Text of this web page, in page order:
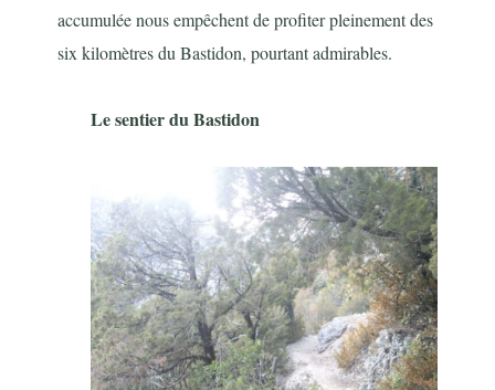
accumulée nous empêchent de profiter pleinement des
six kilomètres du Bastidon, pourtant admirables.
Le sentier du Bastidon